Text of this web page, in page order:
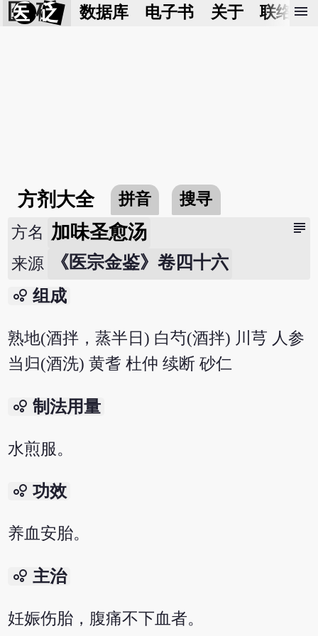
医 砭 数据库 电子书 关于 联络我
menu
方剂大全 拼音 搜寻
subject
方名 加味圣愈汤
来源 《医宗金鉴》卷四十六
bubble_chart 组成
熟地(酒拌，蒸半日) 白芍(酒拌) 川芎 人参
当归(酒洗) 黄耆 杜仲 续断 砂仁
bubble_chart 制法用量
水煎服。
bubble_chart 功效
养血安胎。
bubble_chart 主治
妊娠伤胎，腹痛不下血者。